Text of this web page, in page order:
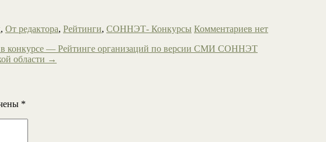
, От редактора, Рейтинги, СОННЭТ- Конкурсы Комментариев нет
в конкурсе — Рейтинге организаций по версии СМИ СОННЭТ
области →
*